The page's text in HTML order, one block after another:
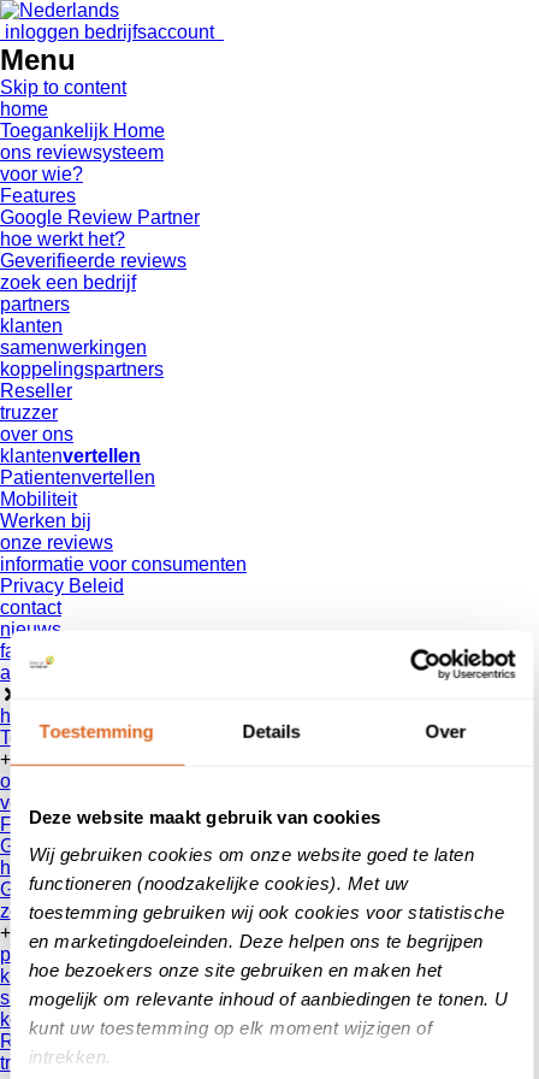
Toestemming Details Over
Deze website maakt gebruik van cookies
Wij gebruiken cookies om onze website goed te laten
functioneren (noodzakelijke cookies). Met uw
toestemming gebruiken wij ook cookies voor statistische
en marketingdoeleinden. Deze helpen ons te begrijpen
hoe bezoekers onze site gebruiken en maken het
mogelijk om relevante inhoud of aanbiedingen te tonen. U
kunt uw toestemming op elk moment wijzigen of
intrekken.
inloggen bedrijfsaccount
Menu
Skip to content
home
Toegankelijk Home
ons reviewsysteem
voor wie?
Features
Google Review Partner
hoe werkt het?
Geverifieerde reviews
zoek een bedrijf
partners
klanten
samenwerkingen
koppelingspartners
Reseller
truzzer
over ons
klantenvertellen
Patientenvertellen
Mobiliteit
Werken bij
onze reviews
informatie voor consumenten
Privacy Beleid
contact
nieuws
faq
aanmelden
home
Toegankelijk Home
+
ons reviewsysteem
voor wie?
Features
Google Review Partner
hoe werkt het?
Geverifieerde reviews
zoek een bedrijf
+
partners
klanten
samenwerkingen
koppelingspartners
Reseller
truzzer